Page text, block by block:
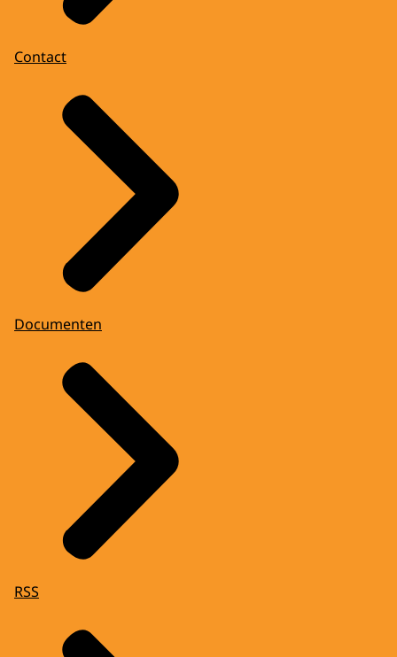
Contact
Documenten
RSS